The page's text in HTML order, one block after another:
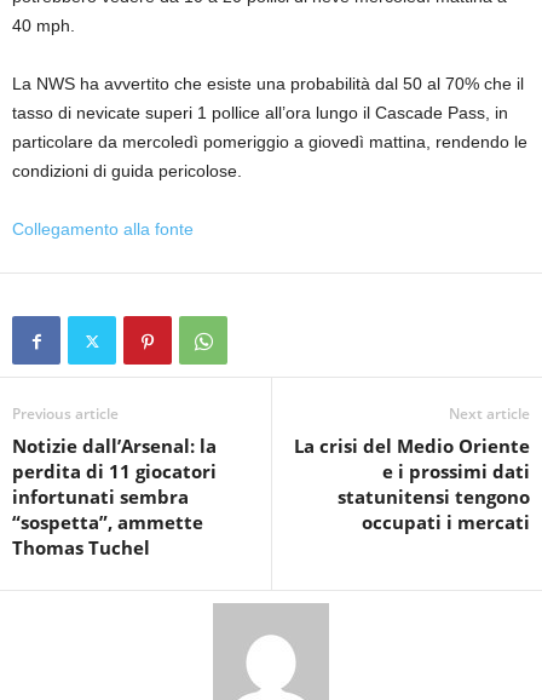
40 mph.
La NWS ha avvertito che esiste una probabilità dal 50 al 70% che il
tasso di nevicate superi 1 pollice all’ora lungo il Cascade Pass, in
particolare da mercoledì pomeriggio a giovedì mattina, rendendo le
condizioni di guida pericolose.
Collegamento alla fonte
Previous article
Notizie dall’Arsenal: la
perdita di 11 giocatori
infortunati sembra
“sospetta”, ammette
Thomas Tuchel
Next article
La crisi del Medio Oriente
e i prossimi dati
statunitensi tengono
occupati i mercati